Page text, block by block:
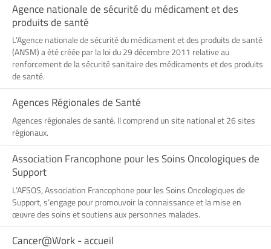
Agence nationale de sécurité du médicament et des
produits de santé
L’Agence nationale de sécurité du médicament et des produits de santé
(ANSM) a été créée par la loi du 29 décembre 2011 relative au
renforcement de la sécurité sanitaire des médicaments et des produits
de santé.
Agences Régionales de Santé
Agences régionales de santé. Il comprend un site national et 26 sites
régionaux.
Association Francophone pour les Soins Oncologiques de
Support
L’AFSOS, Association Francophone pour les Soins Oncologiques de
Support, s’engage pour promouvoir la connaissance et la mise en
œuvre des soins et soutiens aux personnes malades.
Cancer@Work - accueil